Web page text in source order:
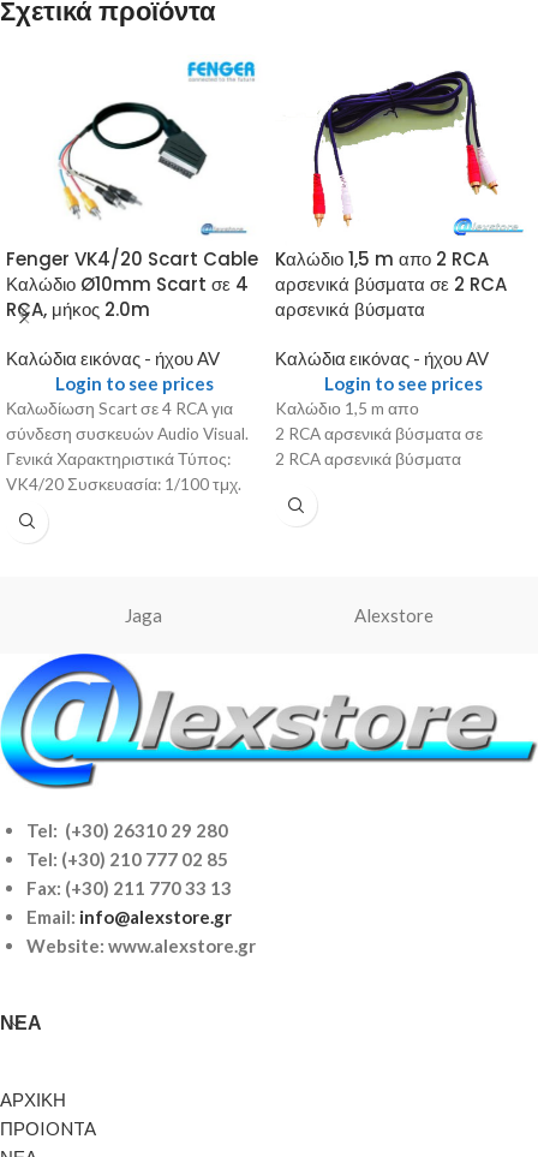
Σχετικά προϊόντα
Fenger VK4/20 Scart Cable
Καλώδιο Ø10mm Scart σε 4
RCA, μήκος 2.0m
Καλώδια εικόνας - ήχου AV
Login to see prices
Καλωδίωση Scart σε 4 RCA για
σύνδεση συσκευών Audio Visual.
Γενικά Χαρακτηριστικά Τύπος:
VK4/20 Συσκευασία: 1/100 τμχ.
Κύρια Χαρακτηριστικά Scart
Kαλώδιο 1,5 m απο 2 RCA
αρσενικά βύσματα σε 2 RCA
αρσενικά βύσματα
Καλώδια εικόνας - ήχου AV
Login to see prices
Kαλώδιο 1,5 m απο
2 RCA αρσενικά βύσματα σε
2 RCA αρσενικά βύσματα
Jaga Alexstore
Tel: (+30) 26310 29 280
Tel: (+30) 210 777 02 85
Fax: (+30) 211 770 33 13
Email: info@alexstore.gr
Website: www.alexstore.gr
ΝΈΑ
ΑΡΧΙΚΗ
ΠΡΟIONTA